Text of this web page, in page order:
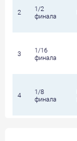
2
1/2
финала
3
1/16
финала
4
1/8
финала